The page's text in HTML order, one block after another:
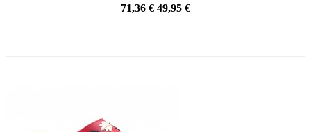
71,36 € 49,95 €